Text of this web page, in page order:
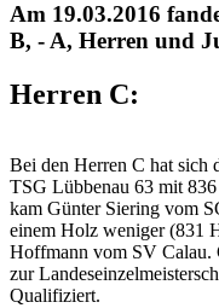
Am 19.03.2016
B, - A, Herren und
Herren C:
Bei den Herren C hat sich
TSG Lübbenau 63 mit
kam Günter Siering vom
einem Holz weniger (831
Hoffmann vom SV Calau.
zur
Qualifiziert.